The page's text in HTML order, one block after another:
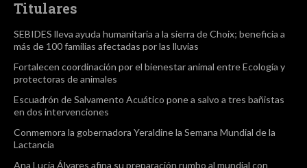
Titulares
SEBIDES lleva ayuda humanitaria a la sierra de Choix; beneficia a
más de 100 familias afectadas por las lluvias
Fortalecen coordinación por el bienestar animal entre Ecología y
protectoras de animales
Escuadrón de Salvamento Acuático pone a salvo a tres bañistas
en dos intervenciones
Conmemora la gobernadora Yeraldine la Semana Mundial de la
Lactancia
Ana Lucía Álvares afina su preparación rumbo al mundial con